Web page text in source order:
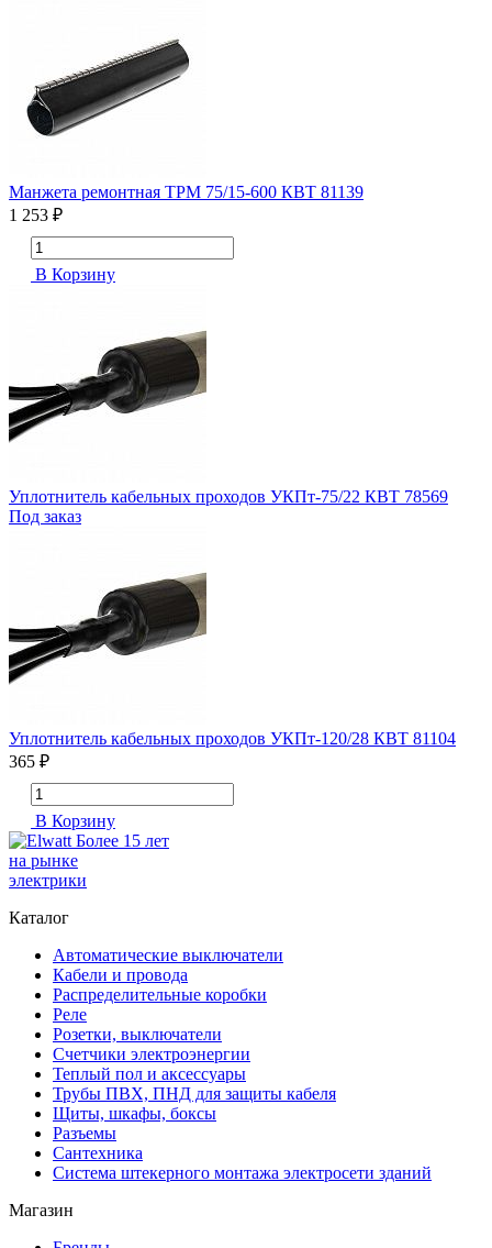
Манжета ремонтная ТРМ 75/15-600 КВТ 81139
1 253 ₽
В Корзину
Уплотнитель кабельных проходов УКПт-75/22 КВТ 78569
Под заказ
Уплотнитель кабельных проходов УКПт-120/28 КВТ 81104
365 ₽
В Корзину
Более 15 лет
на рынке
электрики
Каталог
Автоматические выключатели
Кабели и провода
Распределительные коробки
Реле
Розетки, выключатели
Счетчики электроэнергии
Теплый пол и аксессуары
Трубы ПВХ, ПНД для защиты кабеля
Щиты, шкафы, боксы
Разъемы
Сантехника
Система штекерного монтажа электросети зданий
Магазин